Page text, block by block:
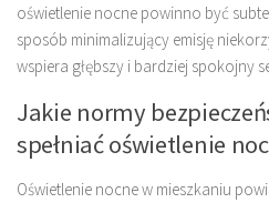
oświetlenie nocne powinno być
sposób minimalizujący emisję
wspiera głębszy i bardziej spokojny
Jakie normy
spełniać oświetlenie
Oświetlenie nocne w mieszkaniu